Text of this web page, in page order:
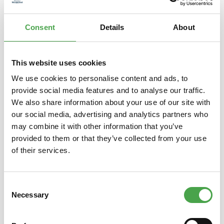
Consent Details About
This website uses cookies
We use cookies to personalise content and ads, to
provide social media features and to analyse our traffic.
We also share information about your use of our site with
our social media, advertising and analytics partners who
may combine it with other information that you’ve
provided to them or that they’ve collected from your use
of their services.
Selection
Necessary
hand…
Eigenschaften
Produktgalerie überspringen
Das könnte Ihnen auch gefallen